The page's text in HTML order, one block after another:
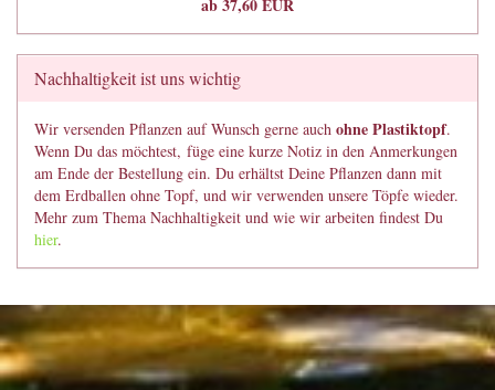
ab 37,60 EUR
Nachhaltigkeit ist uns wichtig
Wir versenden Pflanzen auf Wunsch gerne auch ohne Plastiktopf.
Wenn Du das möchtest, füge eine kurze Notiz in den Anmerkungen
am Ende der Bestellung ein. Du erhältst Deine Pflanzen dann mit
dem Erdballen ohne Topf, und wir verwenden unsere Töpfe wieder.
Mehr zum Thema Nachhaltigkeit und wie wir arbeiten findest Du
hier.